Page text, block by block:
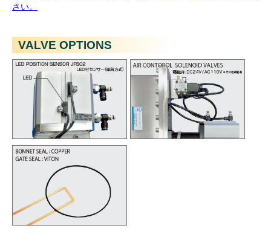
さい。
VALVE OPTIONS